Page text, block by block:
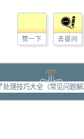
赞一下 去提问